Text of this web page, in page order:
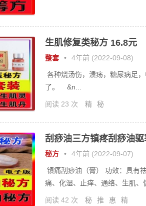
生肌修复类秘方 16.8元
整套 • 4年前 (2022-09-08)
各种烧汤伤，溃疡，糖尿病足
了。 &n...
阅读 23 次 精 秘
刮痧油三方镇疼刮痧油
秘方 • 4年前 (2022-09-07)
镇痛刮痧油（膏） 功效：具有
痛、化湿、止痒、通络、生肌、
阅读 42 次 秘 推 惠 精